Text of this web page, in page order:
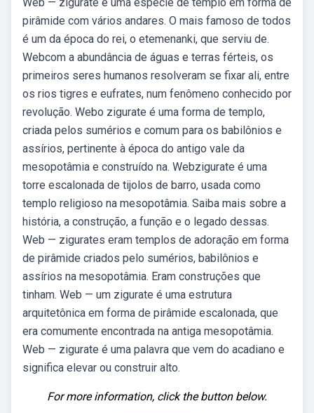
pirâmide com vários andares. O mais famoso de todos
é um da época do rei, o etemenanki, que serviu de.
Webcom a abundância de águas e terras férteis, os
primeiros seres humanos resolveram se fixar ali, entre
os rios tigres e eufrates, num fenômeno conhecido por
revolução. Webo zigurate é uma forma de templo,
criada pelos sumérios e comum para os babilônios e
assírios, pertinente à época do antigo vale da
mesopotâmia e construído na. Webzigurate é uma
torre escalonada de tijolos de barro, usada como
templo religioso na mesopotâmia. Saiba mais sobre a
história, a construção, a função e o legado dessas.
Web — zigurates eram templos de adoração em forma
de pirâmide criados pelo sumérios, babilônios e
assírios na mesopotâmia. Eram construções que
tinham. Web — um zigurate é uma estrutura
arquitetônica em forma de pirâmide escalonada, que
era comumente encontrada na antiga mesopotâmia.
Web — zigurate é uma palavra que vem do acadiano e
significa elevar ou construir alto.
For more information, click the button below.